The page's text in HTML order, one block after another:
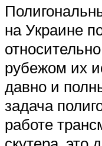
на Украине
рубежом их
давно и
задача
работе